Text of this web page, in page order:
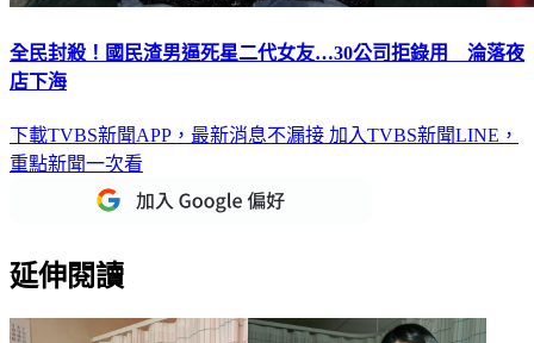
全民封殺！國民渣男逼死星二代女友…30公司拒錄用 淪落夜
店下海
下載TVBS新聞APP，最新消息不漏接 加入TVBS新聞LINE，
重點新聞一次看
延伸閱讀